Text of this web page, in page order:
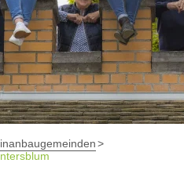
Service